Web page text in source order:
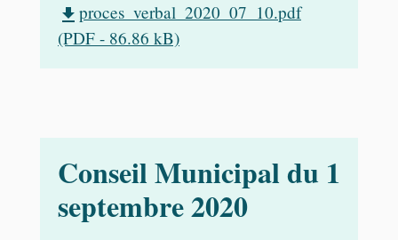
file_download proces_verbal_2020_07_10.pdf
(PDF - 86.86 kB)
Conseil Municipal du 1
septembre 2020